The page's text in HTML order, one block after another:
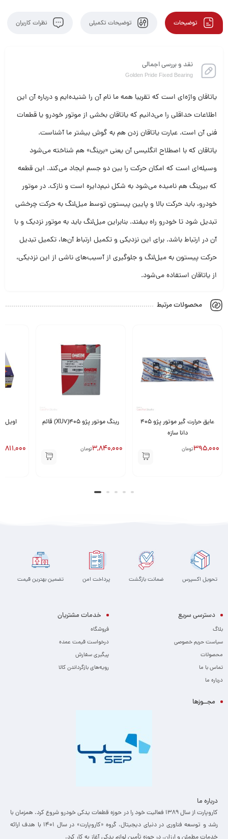
توضیحات توضیحات تکمیلی نظرات کاربران
نقد و بررسی اجمالی
Golden Pride Fixed Bearing
یاتاقان واژه‌ای است که تقریبا همه‌ ما نام آن را شنیده‌ایم و درباره‌ آن این
اطلاعات حداقلی را می‌دانیم که یاتاقان بخشی از موتور خودرو یا قطعات
فنی آن است. عبارت یاتاقان زدن هم به گوش بیشتر ما آشناست.
یاتاقان که با اصطلاح انگلیسی آن یعنی «برینگ» هم شناخته می‌شود
وسیله‌ای است که امکان حرکت را بین دو جسم ایجاد می‌کند. این قطعه
که بیرینگ هم نامیده می‌شود به شکل نیم‌دایره است و نازک. در موتور
خودرو، باید حرکت بالا و پایین پیستون توسط میل‌لنگ به حرکت چرخشی
تبدیل شود تا خودرو راه بیفتد. بنابراین میل‌لنگ باید به موتور نزدیک و با
آن در ارتباط باشد. برای این نزدیکی و تکمیل ارتباط آن‌ها، تکمیل تبدیل
حرکت پیستون به میل‌لنگ و جلوگیری از آسیب‌های ناشی از این نزدیکی،
از یاتاقان استفاده می‌شود.
محصولات مرتبط
عایق حرارت گیر موتور پژو 405
دانا سازه
395,000تومان
رینگ موتور پژو 405(XU7) قائم
3,840,000تومان
اویل
2,811,000
تحویل اکسپرس ضمانت بازگشت پرداخت امن تضمین بهترین قیمت
دسترسی سریع
بلاگ
سیاست حریم خصوصی
محصولات
تماس با ما
درباره ما
خدمات مشتریان
فروشگاه
درخواست قیمت عمده
پیگیری سفارش
رویه‌های بازگرداندن کالا
مجــوزها
درباره ما
کاروپارت از سال ۱۳۸۹ فعالیت خود را در حوزه قطعات یدکی خودرو شروع کرد. همزمان با
رشد و توسعه فناوری در دنیای دیجیتال، گروه «کاروپارت» در سال ۱۴۰۱ با هدف ارائه